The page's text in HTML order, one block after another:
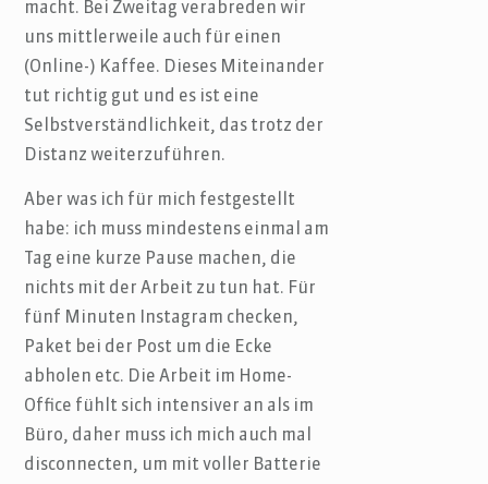
macht. Bei Zweitag verabreden wir
uns mittlerweile auch für einen
(Online-) Kaffee. Dieses Miteinander
tut richtig gut und es ist eine
Selbstverständlichkeit, das trotz der
Distanz weiterzuführen.
Aber was ich für mich festgestellt
habe: ich muss mindestens einmal am
Tag eine kurze Pause machen, die
nichts mit der Arbeit zu tun hat. Für
fünf Minuten Instagram checken,
Paket bei der Post um die Ecke
abholen etc. Die Arbeit im Home-
Office fühlt sich intensiver an als im
Büro, daher muss ich mich auch mal
disconnecten, um mit voller Batterie